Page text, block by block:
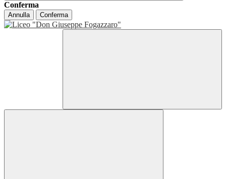
Conferma
Annulla Conferma